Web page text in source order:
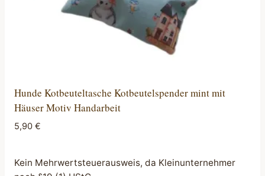
Hunde Kotbeuteltasche Kotbeutelspender mint mit
Häuser Motiv Handarbeit
5,90 €
Kein Mehrwertsteuerausweis, da Kleinunternehmer